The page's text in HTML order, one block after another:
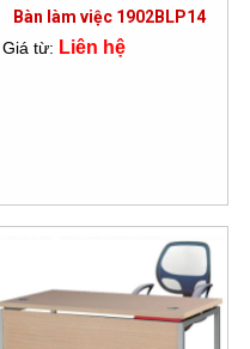
Bàn làm việc 1902BLP14
Giá từ: Liên hệ